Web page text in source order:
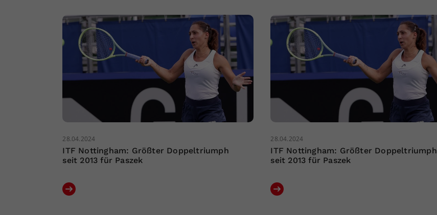
28.04.2024
ITF Nottingham: Größter Doppeltriumph
seit 2013 für Paszek
28.04.2024
ITF Nottingham: Größter Doppeltriumph
seit 2013 für Paszek